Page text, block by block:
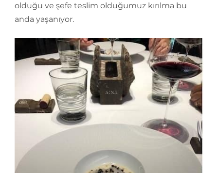
olduğu ve şefe teslim olduğumuz kırılma bu
anda yaşanıyor.